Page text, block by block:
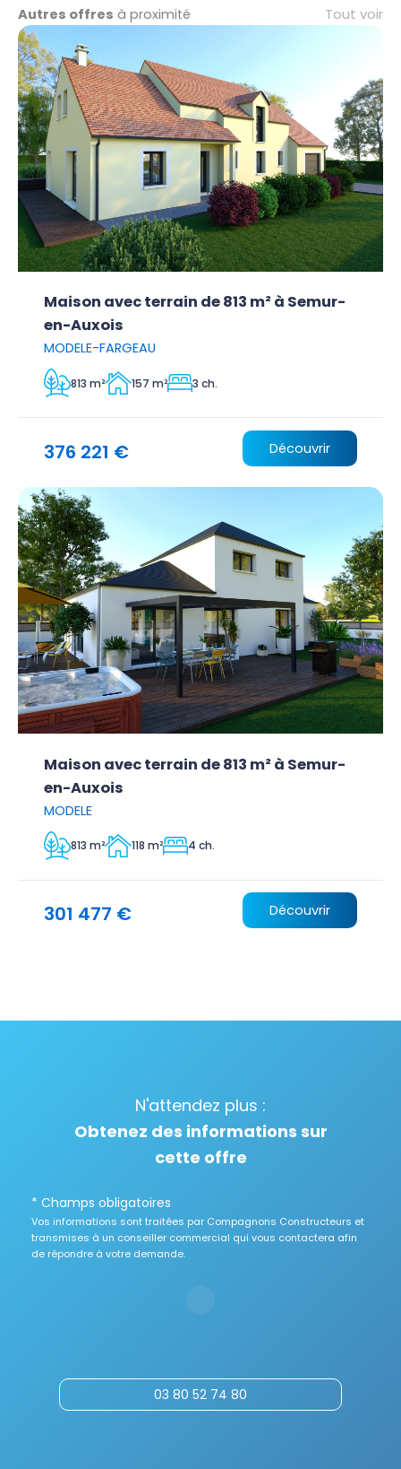
Autres offres à proximité Tout voir
Maison avec terrain de 813 m² à Semur-
en-Auxois
MODELE-FARGEAU
813 m² 157 m² 3 ch.
376 221 € Découvrir
Maison avec terrain de 813 m² à Semur-
en-Auxois
MODELE
813 m² 118 m² 4 ch.
301 477 € Découvrir
N'attendez plus :
Obtenez des informations sur
cette offre
* Champs obligatoires
Vos informations sont traitées par Compagnons Constructeurs et
transmises à un conseiller commercial qui vous contactera afin
de répondre à votre demande.
03 80 52 74 80